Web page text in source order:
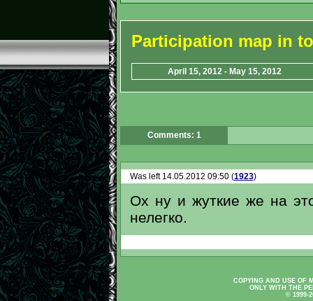
Participation map in
April 15, 2012 - May 15, 2012
Comments: 1
Was left 14.05.2012 09:50 (1923)
Ох ну и жуткие же на
нелегко.
COPYING AND USE OF
ONLY WITH THE
© 1999-